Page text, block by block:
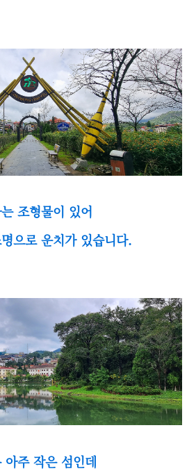
조형물이 있어
으로 운치가 있습니다.
주 작은 섬인데